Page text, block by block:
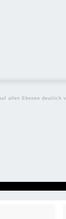
allen Ebenen deutlich